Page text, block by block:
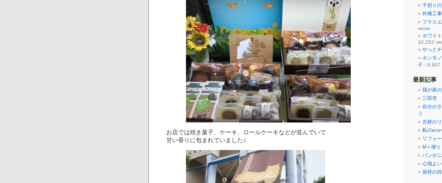
お店では焼き菓子、ケーキ、ロールケーキなどが並んでいて
甘い香りに包まれていました♪
千切り
外構工
プラス
views
ホワイ
10,252
やっと
ホンモ
子 - 9,607
最新記事
我が家
三田市
自分が
う
古材の
私のeco
リフォ
М＋便り
パンが
心地よ
発祥の誇